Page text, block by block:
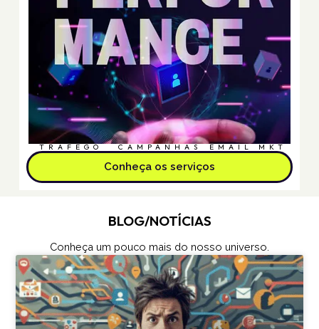
TRÁFEGO CAMPANHAS EMAIL MKT
Conheça os serviços
BLOG/NOTÍCIAS
Conheça um pouco mais do nosso universo.